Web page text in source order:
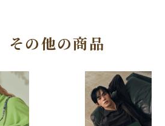
その他の商品